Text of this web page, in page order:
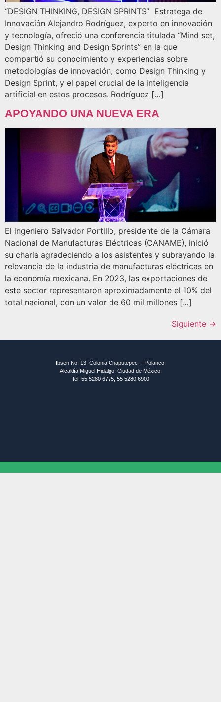
“DESIGN THINKING, DESIGN SPRINTS” Estratega de
Innovación Alejandro Rodríguez, experto en innovación
y tecnología, ofreció una conferencia titulada “Mind set,
Design Thinking and Design Sprints” en la que
compartió su conocimiento y experiencias sobre
metodologías de innovación, como Design Thinking y
Design Sprint, y el papel crucial de la inteligencia
artificial en estos procesos. Rodríguez […]
APOYANDO UNA NUEVA ERA
El ingeniero Salvador Portillo, presidente de la Cámara
Nacional de Manufacturas Eléctricas (CANAME), inició
su charla agradeciendo a los asistentes y subrayando la
relevancia de la industria de manufacturas eléctricas en
la economía mexicana. En 2023, las exportaciones de
este sector representaron aproximadamente el 10% del
total nacional, con un valor de 60 mil millones […]
Siguiente →
Ibsen No. 13. Colonia Chaputepec – Polanco,
Alcaldía Miguel Hidalgo, Ciudad de México.
Tel: 55 5280 6775, 55 5280 6900